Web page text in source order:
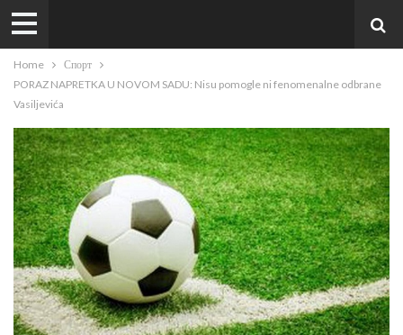
Home
Спорт
PORAZ NAPRETKA U NOVOM SADU: Nisu pomogle ni fenomenalne odbrane
Vasiljevića